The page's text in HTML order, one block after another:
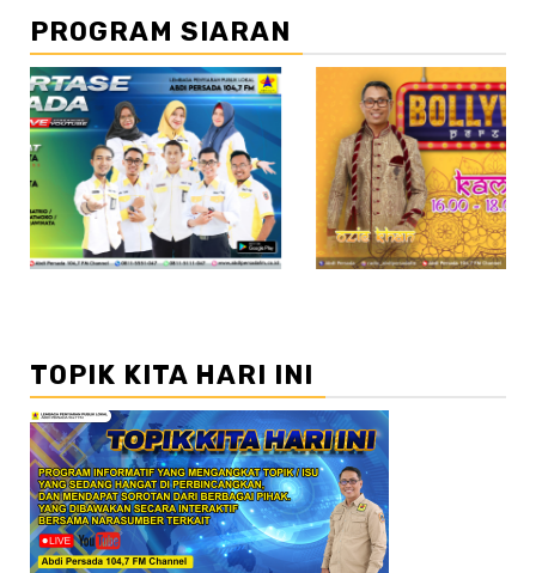
PROGRAM SIARAN
//2
TOPIK KITA HARI INI